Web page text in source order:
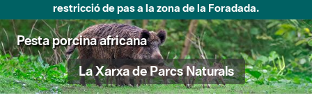
restricció de pas a la zona de la Foradada.
Pesta porcina africana
La Xarxa de Parcs Naturals